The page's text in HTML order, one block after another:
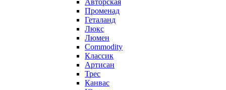
Авторская
Променад
Геталанд
Люкс
Люмен
Commodity
Классик
Артисан
Трес
Канвас